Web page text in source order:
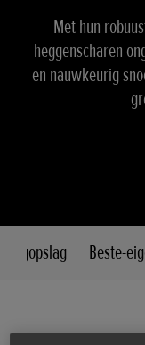
Met hun
heggenscharen
en nauwkeurig
oogopslag Beste-